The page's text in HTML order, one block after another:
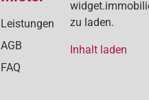
Leistungen
AGB
FAQ
zu laden.
Inhalt laden